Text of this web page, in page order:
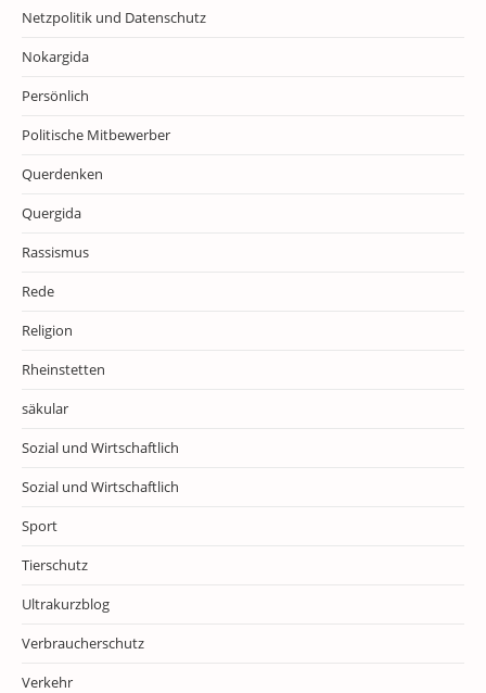
Netzpolitik und Datenschutz
Nokargida
Persönlich
Politische Mitbewerber
Querdenken
Quergida
Rassismus
Rede
Religion
Rheinstetten
säkular
Sozial und Wirtschaftlich
Sozial und Wirtschaftlich
Sport
Tierschutz
Ultrakurzblog
Verbraucherschutz
Verkehr